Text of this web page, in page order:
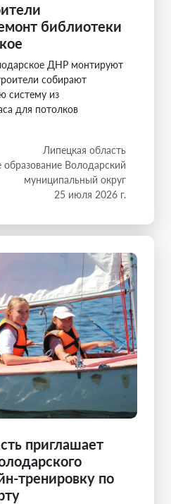
библиотеки
ДНР монтируют
собирают
систему из
для потолков
Липецкая область
Володарский
муниципальный округ
25 июля 2026 г.
приглашает
тренировку по